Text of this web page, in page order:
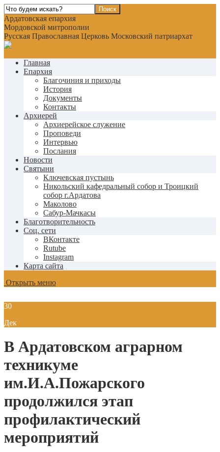
Ардатовская епархия
Мордовской митрополии
Русская Православная Церковь Московский патриархат
Главная
Епархия
Благочиния и приходы
История
Документы
Контакты
Архиерей
Архиерейское служение
Проповеди
Интервью
Послания
Новости
Святыни
Ключевская пустынь
Никольский кафедральный собор и Троицкий
собор г.Ардатова
Маколово
Сабур-Мачкасы
Благотворительность
Соц. сети
ВКонтакте
Rutube
Instagram
Карта сайта
Открыть меню
30
Дек
В Ардатовском аграрном
техникуме
им.И.А.Пожарского
продолжился этап
профилактический
мероприятий